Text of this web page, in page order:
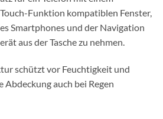
Funktion kompatiblen Fenster,
Smartphones und der Navigation
aus der Tasche zu nehmen.
schützt vor Feuchtigkeit und
Abdeckung auch bei Regen